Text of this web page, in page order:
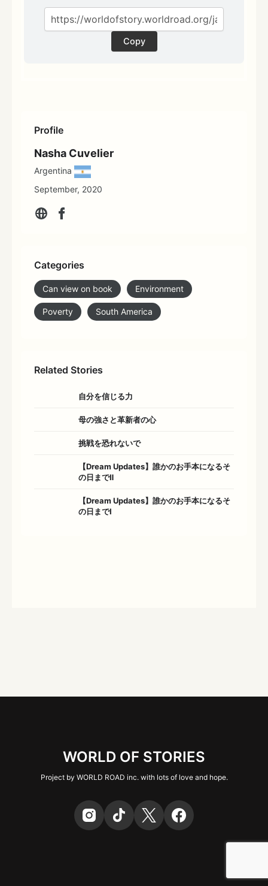
Profile
Nasha Cuvelier
Argentina
September, 2020
Categories
Can view on book Environment
Poverty South America
Related Stories
自分を信じる力
母の強さと革新者の心
挑戦を恐れないで
【Dream Updates】誰かのお手本になるそ
の日までⅡ
【Dream Updates】誰かのお手本になるそ
の日までⅠ
Copy
WORLD OF STORIES
Project by WORLD ROAD inc. with lots of love and hope.